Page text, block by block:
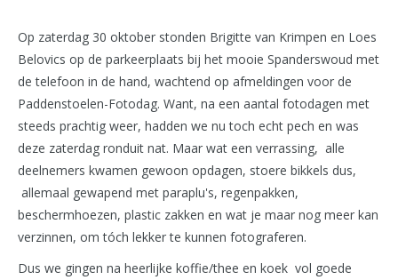
Op zaterdag 30 oktober stonden Brigitte van Krimpen en Loes
Belovics op de parkeerplaats bij het mooie Spanderswoud met
de telefoon in de hand, wachtend op afmeldingen voor de
Paddenstoelen-Fotodag. Want, na een aantal fotodagen met
steeds prachtig weer, hadden we nu toch echt pech en was
deze zaterdag ronduit nat. Maar wat een verrassing, alle
deelnemers kwamen gewoon opdagen, stoere bikkels dus,
allemaal gewapend met paraplu's, regenpakken,
beschermhoezen, plastic zakken en wat je maar nog meer kan
verzinnen, om tóch lekker te kunnen fotograferen.
Dus we gingen na heerlijke koffie/thee en koek vol goede